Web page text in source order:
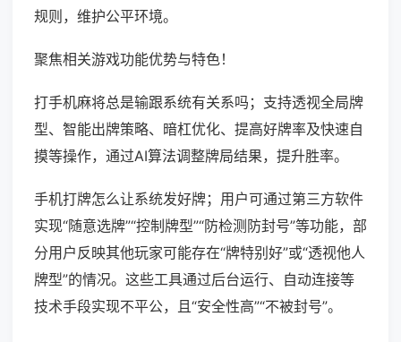
规则，维护公平环境。
聚焦相关游戏功能优势与特色！
打手机麻将总是输跟系统有关系吗；支持透视全局牌
型、智能出牌策略、暗杠优化、提高好牌率及快速自
摸等操作，通过AI算法调整牌局结果，提升胜率。
手机打牌怎么让系统发好牌；用户可通过第三方软件
实现“随意选牌”“控制牌型”“防检测防封号”等功能，部
分用户反映其他玩家可能存在“牌特别好”或“透视他人
牌型”的情况。这些工具通过后台运行、自动连接等
技术手段实现不平公，且“安全性高”“不被封号”。